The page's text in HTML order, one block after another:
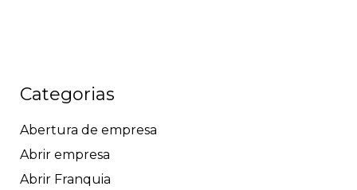
Categorias
Abertura de empresa
Abrir empresa
Abrir Franquia